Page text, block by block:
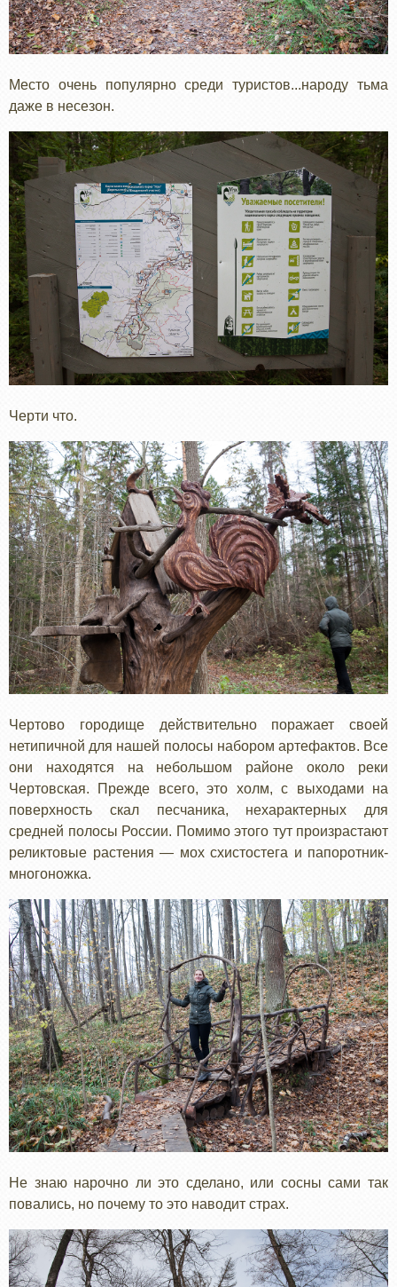
Место очень популярно среди туристов...народу тьма
даже в несезон.
Черти что.
Чертово городище действительно поражает своей
нетипичной для нашей полосы набором артефактов. Все
они находятся на небольшом районе около реки
Чертовская. Прежде всего, это холм, с выходами на
поверхность скал песчаника, нехарактерных для
средней полосы России. Помимо этого тут произрастают
реликтовые растения — мох схистостега и папоротник-
многоножка.
Не знаю нарочно ли это сделано, или сосны сами так
повались, но почему то это наводит страх.